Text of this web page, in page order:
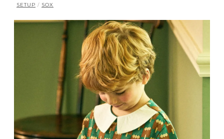
SETUP / SOX